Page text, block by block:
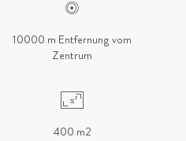
10000 m Entfernung vom
Zentrum
400 m2